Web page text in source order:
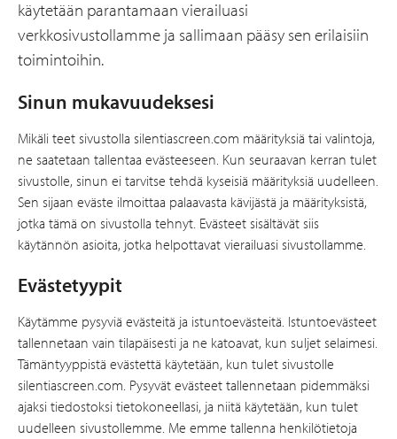
käytetään parantamaan vierailuasi
verkkosivustollamme ja sallimaan pääsy sen erilaisiin
toimintoihin.
Sinun mukavuudeksesi
Mikäli teet sivustolla silentiascreen.com määrityksiä tai valintoja,
ne saatetaan tallentaa evästeeseen. Kun seuraavan kerran tulet
sivustolle, sinun ei tarvitse tehdä kyseisiä määrityksiä uudelleen.
Sen sijaan eväste ilmoittaa palaavasta kävijästä ja määrityksistä,
jotka tämä on sivustolla tehnyt. Evästeet sisältävät siis
käytännön asioita, jotka helpottavat vierailuasi sivustollamme.
Evästetyypit
Käytämme pysyviä evästeitä ja istuntoevästeitä. Istuntoevästeet
tallennetaan vain tilapäisesti ja ne katoavat, kun suljet selaimesi.
Tämäntyyppistä evästettä käytetään, kun tulet sivustolle
silentiascreen.com. Pysyvät evästeet tallennetaan pidemmäksi
ajaksi tiedostoksi tietokoneellasi, ja niitä käytetään, kun tulet
uudelleen sivustollemme. Me emme tallenna henkilötietoja